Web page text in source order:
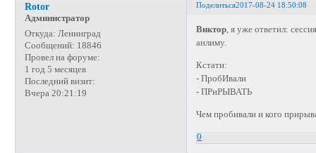
Поделиться2017-08-24 18:50:08
Rotor
Администратор
Откуда: Ленинград
Сообщений: 18846
Провел на форуме:
1 год 5 месяцев
Последний визит:
Вчера 20:21:19
Виктор, я уже ответил:
анлиму.
Кстати:
- ПробИвали
- ПРиРЫВАТЬ
Чем пробивали и кого
0